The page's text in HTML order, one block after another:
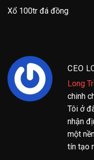
Xổ 100tr đá đồng
CEO
Long
chinh
Tôi ở
nhận
một
tín tạo